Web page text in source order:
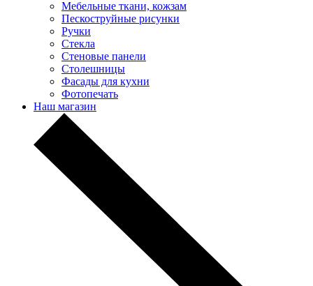
Мебельные ткани, кожзам
Пескоструйные рисунки
Ручки
Стекла
Стеновые панели
Столешницы
Фасады для кухни
Фотопечать
Наш магазин